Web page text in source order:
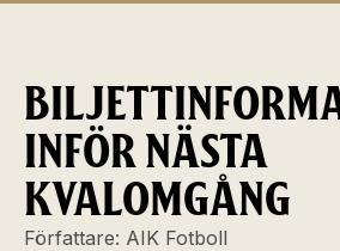
INFÖR NÄSTA
KVALOMGÅNG
Författare: AIK Fotboll